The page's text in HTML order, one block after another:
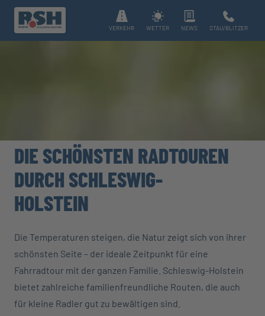
VERKEHR WETTER NEWS STAU/BLITZER
DIE SCHÖNSTEN RADTOUREN
DURCH SCHLESWIG-
HOLSTEIN
Die Temperaturen steigen, die Natur zeigt sich von ihrer
schönsten Seite – der ideale Zeitpunkt für eine
Fahrradtour mit der ganzen Familie. Schleswig-Holstein
bietet zahlreiche familienfreundliche Routen, die auch
für kleine Radler gut zu bewältigen sind.